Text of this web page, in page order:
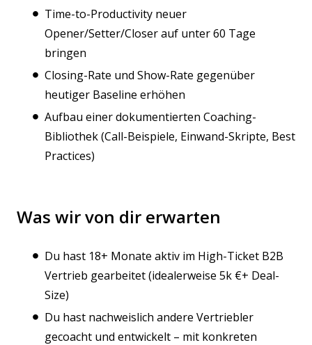
Time-to-Productivity neuer
Opener/Setter/Closer auf unter 60 Tage
bringen
Closing-Rate und Show-Rate gegenüber
heutiger Baseline erhöhen
Aufbau einer dokumentierten Coaching-
Bibliothek (Call-Beispiele, Einwand-Skripte, Best
Practices)
Was wir von dir erwarten
Du hast 18+ Monate aktiv im High-Ticket B2B
Vertrieb gearbeitet (idealerweise 5k €+ Deal-
Size)
Du hast nachweislich andere Vertriebler
gecoacht und entwickelt – mit konkreten